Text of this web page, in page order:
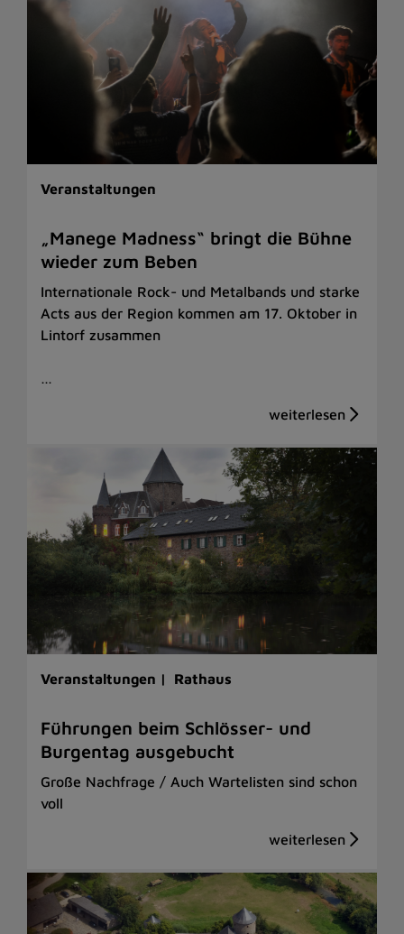
Veranstaltungen
„Manege Madness“ bringt die Bühne
wieder zum Beben
Internationale Rock- und Metalbands und starke
Acts aus der Region kommen am 17. Oktober in
Lintorf zusammen
…
Veranstaltungen | Rathaus
Führungen beim Schlösser- und
Burgentag ausgebucht
Große Nachfrage / Auch Wartelisten sind schon
voll